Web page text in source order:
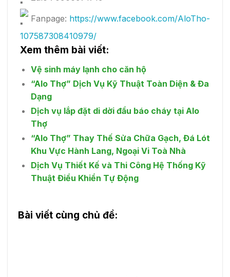
Fanpage: https://www.facebook.com/AloTho-
107587308410979/
Xem thêm bài viết:
Vệ sinh máy lạnh cho căn hộ
“Alo Thợ” Dịch Vụ Kỹ Thuật Toàn Diện & Đa
Dạng
Dịch vụ lắp đặt di dời đầu báo cháy tại Alo
Thợ
“Alo Thợ” Thay Thế Sửa Chữa Gạch, Đá Lót
Khu Vực Hành Lang, Ngoại Vi Toà Nhà
Dịch Vụ Thiết Kế và Thi Công Hệ Thống Kỹ
Thuật Điều Khiển Tự Động
Bài viết cùng chủ đề: